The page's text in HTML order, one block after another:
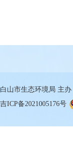
白山市生态环境局 主
吉ICP备2021005176号